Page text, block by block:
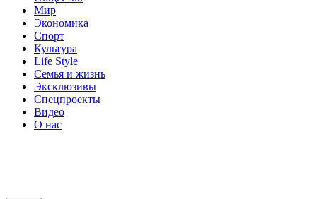
Мир
Экономика
Спорт
Культура
Life Style
Семья и жизнь
Эксклюзивы
Спецпроекты
Видео
О нас